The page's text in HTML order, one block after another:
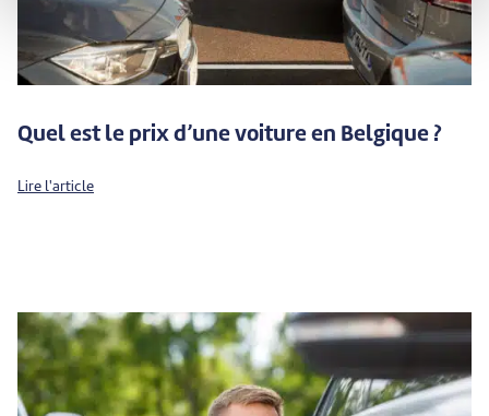
Quel est le prix d’une voiture en Belgique ?
Lire l'article